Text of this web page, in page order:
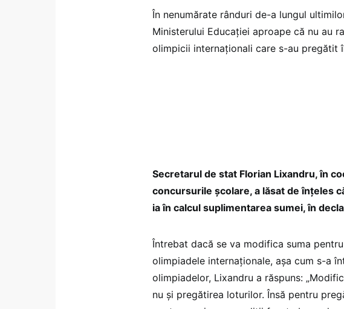
În nenumărate rânduri de-a lungul
Ministerului Educației aproape că nu au
olimpicii internaționali care s-au pregătit
Secretarul de stat Florian Lixandru, în
concursurile școlare, a lăsat de înțeles
ia în calcul suplimentarea sumei, în
Întrebat dacă se va modifica suma
olimpiadele internaționale, așa cum s-a
olimpiadelor, Lixandru a răspuns:
nu și pregătirea loturilor. Însă pentru